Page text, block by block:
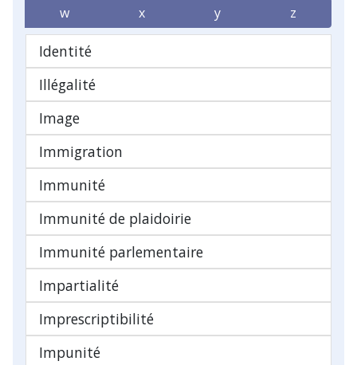
w
x y z
Identité
Illégalité
Image
Immigration
Immunité
Immunité de plaidoirie
Immunité parlementaire
Impartialité
Imprescriptibilité
Impunité